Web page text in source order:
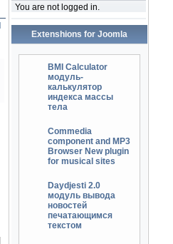
You are not logged in.
Extenshions for Joomla
BMI Calculator
модуль-
калькулятор
индекса массы
тела
Commedia
component and MP3
Browser New plugin
for musical sites
Daydjesti 2.0
модуль вывода
новостей
печатающимся
текстом